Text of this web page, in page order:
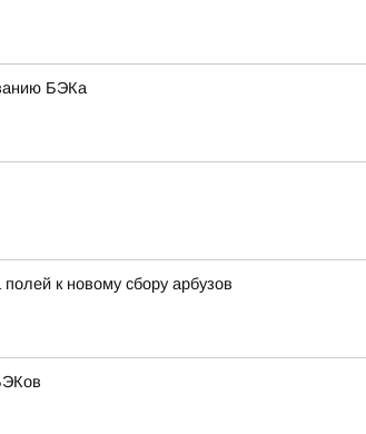
БЭКа
к новому сбору арбузов